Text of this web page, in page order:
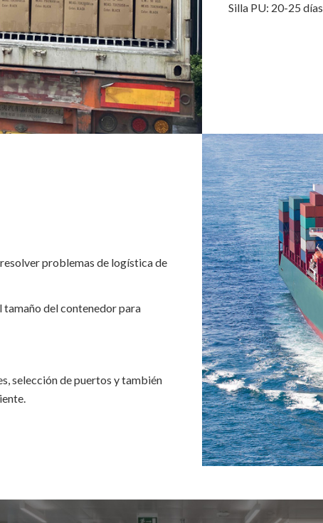
Silla PU: 20-25 días
problemas de logística de
tamaño del contenedor para
selección de puertos y también